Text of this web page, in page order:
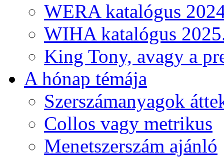
WERA katalógus
WIHA katalógus
King Tony, avagy a
A hónap témája
Szerszámanyagok
Collos vagy metrikus
Menetszerszám ajánló